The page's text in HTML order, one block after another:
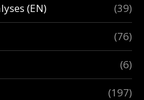
(EN) (39)
(76)
(6)
(197)